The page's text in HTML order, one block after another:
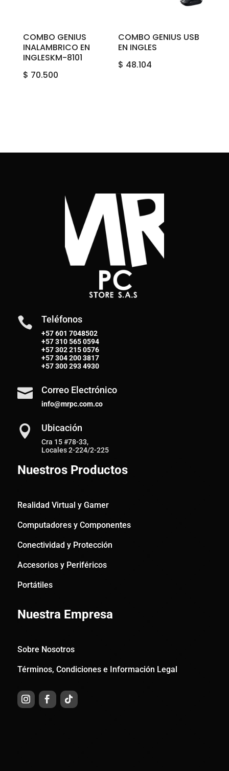
COMBO GENIUS
INALAMBRICO EN
INGLESKM-8101
$ 70.500
COMBO GENIUS USB
EN INGLES
$ 48.104
 Teléfonos
+57 601 7048502
+57310 565 0594
+57302 215 0576
+57304 200 3817
+57300 293 4930
 Correo Electrónico
info@mrpc.com.co
 Ubicación
Cra 15 #78-33,
Locales 2-224/2-225
Nuestros Productos
Realidad Virtual y Gamer
Computadores y Componentes
Conectividad y Protección
Accesorios y Periféricos
Portátiles
Nuestra Empresa
Sobre Nosotros
Términos, Condiciones e Información Legal